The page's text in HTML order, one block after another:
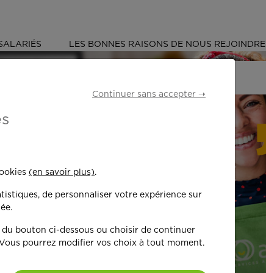
LES BONNES RAISONS DE NOUS REJOINDRE
plus performant
du cœur !
Continuer sans accepter ➝
(en savoir plus).
de personnaliser votre expérience sur
bouton ci-dessous ou choisir de continuer
pourrez modifier vos choix à tout moment.